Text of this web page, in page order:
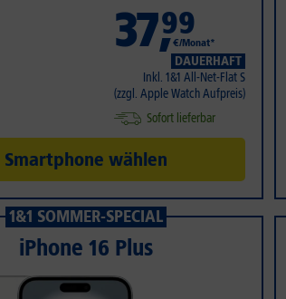
37,99
€/Monat*
DAUERHAFT
Inkl. 1&1 All-Net-Flat S
(zzgl. Apple Watch Aufpreis)
Sofort lieferbar
Smartphone wählen
1&1 SOMMER-SPECIAL
iPhone 16 Plus